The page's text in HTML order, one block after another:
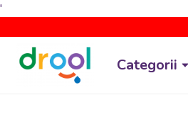
'
Categorii